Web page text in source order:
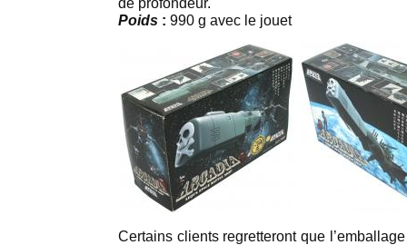
de profondeur.
Poids : 990 g avec le jouet
Certains clients regretteront que